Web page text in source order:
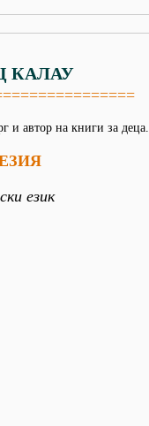
КАЛАУ
и автор на книги за деца.
език